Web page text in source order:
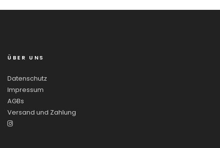
ÜBER UNS
Datenschutz
Impressum
AGBs
Versand und Zahlung